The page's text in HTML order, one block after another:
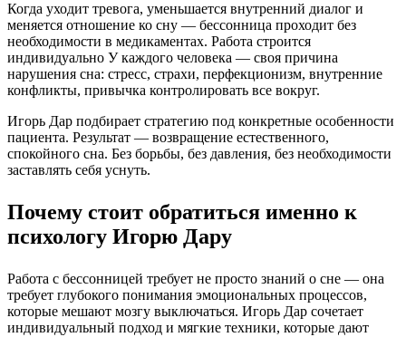
Когда уходит тревога, уменьшается внутренний диалог и
меняется отношение ко сну — бессонница проходит без
необходимости в медикаментах. Работа строится
индивидуально У каждого человека — своя причина
нарушения сна: стресс, страхи, перфекционизм, внутренние
конфликты, привычка контролировать все вокруг.
Игорь Дар подбирает стратегию под конкретные особенности
пациента. Результат — возвращение естественного,
спокойного сна. Без борьбы, без давления, без необходимости
заставлять себя уснуть.
Почему стоит обратиться именно к
психологу Игорю Дару
Работа с бессонницей требует не просто знаний о сне — она
требует глубокого понимания эмоциональных процессов,
которые мешают мозгу выключаться. Игорь Дар сочетает
индивидуальный подход и мягкие техники, которые дают